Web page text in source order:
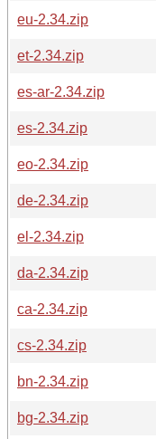
eu-2.34.zip
et-2.34.zip
es-ar-2.34.zip
es-2.34.zip
eo-2.34.zip
de-2.34.zip
el-2.34.zip
da-2.34.zip
ca-2.34.zip
cs-2.34.zip
bn-2.34.zip
bg-2.34.zip